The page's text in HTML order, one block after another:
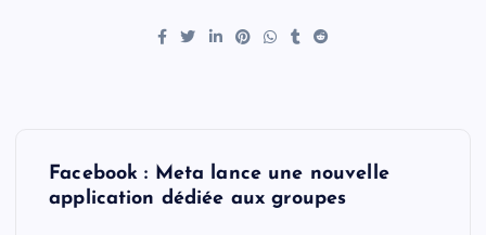
Facebook : Meta lance une nouvelle
application dédiée aux groupes